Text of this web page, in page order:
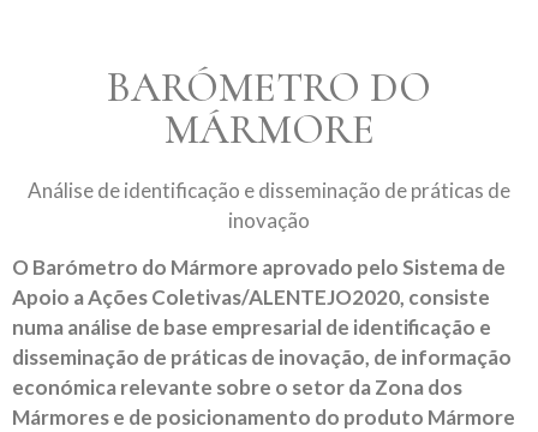
BARÓMETRO DO
MÁRMORE
Análise de identificação e disseminação de práticas de
inovação
O Barómetro do Mármore aprovado pelo Sistema de
Apoio a Ações Coletivas/ALENTEJO2020, consiste
numa análise de base empresarial de identificação e
disseminação de práticas de inovação, de informação
económica relevante sobre o setor da Zona dos
Mármores e de posicionamento do produto Mármore